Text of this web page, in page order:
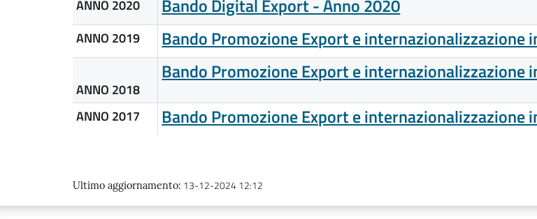
ANNO 2020 Bando Digital Export - Anno 2020
ANNO 2019 Bando Promozione Export e
ANNO 2018
Bando Promozione Export e
ANNO 2017 Bando Promozione Export e internazionalizzazione
Ultimo aggiornamento: 13-12-2024 12:12